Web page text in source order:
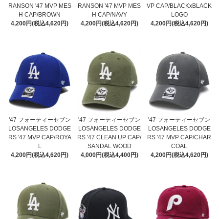
RANSON '47 MVP MES
H CAP/BROWN
4,200円(税込4,620円)
RANSON '47 MVP MES
H CAP/NAVY
4,200円(税込4,620円)
VP CAP/BLACKxBLACK
LOGO
4,200円(税込4,620円)
'47 フォーティーセブン
LOSANGELES DODGE
RS '47 MVP CAP/ROYA
L
4,200円(税込4,620円)
'47 フォーティーセブン
LOSANGELES DODGE
RS '47 CLEAN UP CAP/
SANDAL WOOD
4,000円(税込4,400円)
'47 フォーティーセブン
LOSANGELES DODGE
RS '47 MVP CAP/CHAR
COAL
4,200円(税込4,620円)